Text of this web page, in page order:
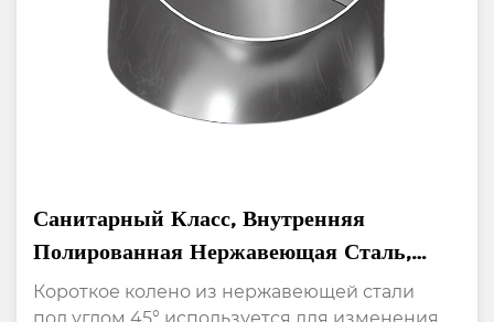
Санитарный Класс, Внутренняя
Полированная Нержавеющая Сталь,
Колено С Коротким Радиусом 45°
Короткое колено из нержавеющей стали